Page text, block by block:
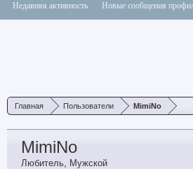
Главная Пользователи MimiNo
MimiNo
Любитель, Мужской
Недавняя активность Новые сообщения